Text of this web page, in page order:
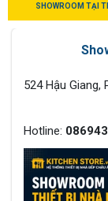
SHOWROOM TẠI
524 Hậu Giang,
Hotline: